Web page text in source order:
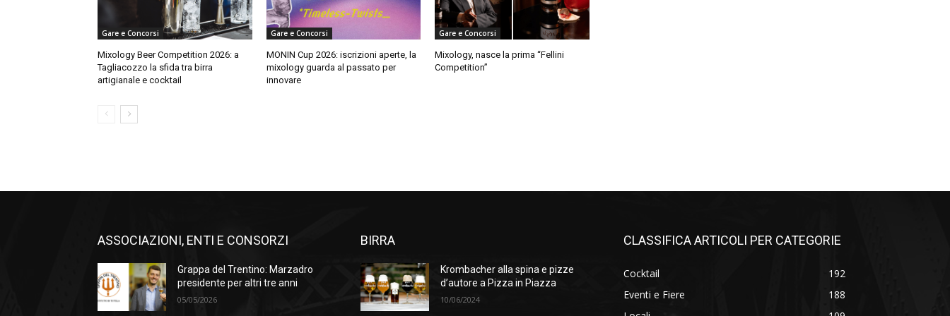
Gare e Concorsi
Mixology Beer Competition 2026: a
Tagliacozzo la sfida tra birra
artigianale e cocktail
Gare e Concorsi
MONIN Cup 2026: iscrizioni aperte, la
mixology guarda al passato per
innovare
Gare e Concorsi
Mixology, nasce la prima “Fellini
Competition”
ASSOCIAZIONI, ENTI E CONSORZI
Grappa del Trentino: Marzadro
presidente per altri tre anni
05/05/2026
BIRRA
Krombacher alla spina e pizze
d’autore a Pizza in Piazza
10/06/2024
CLASSIFICA ARTICOLI PER CATEGORIE
Cocktail
192
Eventi e Fiere
188